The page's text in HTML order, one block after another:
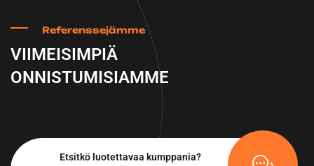
Referenssejämme
VIIMEISIMPIÄ
ONNISTUMISIAMME
Etsitkö luotettavaa kumppania?